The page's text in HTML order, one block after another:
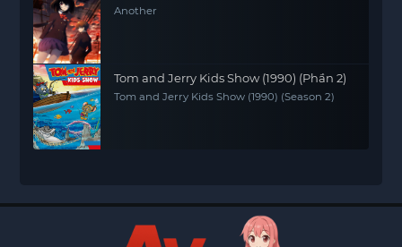
Another
Tom and Jerry Kids Show (1990) (Phần 2)
Tom and Jerry Kids Show (1990) (Season 2)